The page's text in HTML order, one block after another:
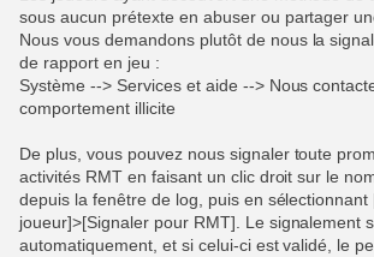
sous aucun prétexte en abuser ou partager
Nous vous demandons plutôt de nous la
de rapport en jeu :
Système --> Services et aide --> Nous
comportement illicite
De plus, vous pouvez nous signaler toute
activités RMT en faisant un clic droit sur le
depuis la fenêtre de log, puis en sélectionnant
joueur]>[Signaler pour RMT]. Le signalement
automatiquement, et si celui-ci est validé, le